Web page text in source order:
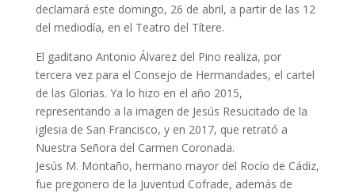
declamará este domingo, 26 de abril, a partir de las 12
del mediodía, en el Teatro del Títere.
El gaditano Antonio Álvarez del Pino realiza, por
tercera vez para el Consejo de Hermandades, el cartel
de las Glorias. Ya lo hizo en el año 2015,
representando a la imagen de Jesús Resucitado de la
iglesia de San Francisco, y en 2017, que retrató a
Nuestra Señora del Carmen Coronada.
Jesús M. Montaño, hermano mayor del Rocío de Cádiz,
fue pregonero de la Juventud Cofrade, además de